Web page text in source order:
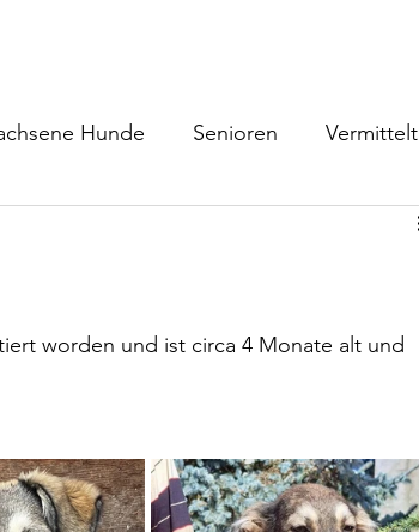
Hunde Senioren Vermittelt
worden und ist circa 4 Monate alt und